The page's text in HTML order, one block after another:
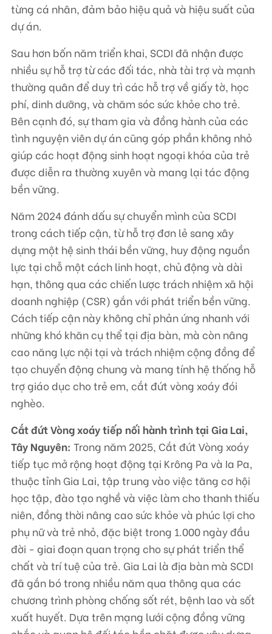
từng cá nhân, đảm bảo hiệu quả và hiệu suất của
dự án.
Sau hơn bốn năm triển khai, SCDI đã nhận được
nhiều sự hỗ trợ từ các đối tác, nhà tài trợ và mạnh
thường quân để duy trì các hỗ trợ về giấy tờ, học
phí, dinh dưỡng, và chăm sóc sức khỏe cho trẻ.
Bên cạnh đó, sự tham gia và đồng hành của các
tình nguyện viên dự án cũng góp phần không nhỏ
giúp các hoạt động sinh hoạt ngoại khóa của trẻ
được diễn ra thường xuyên và mang lại tác động
bền vững.
Năm 2024 đánh dấu sự chuyển mình của SCDI
trong cách tiếp cận, từ hỗ trợ đơn lẻ sang xây
dựng một hệ sinh thái bền vững, huy động nguồn
lực tại chỗ một cách linh hoạt, chủ động và dài
hạn, thông qua các chiến lược trách nhiệm xã hội
doanh nghiệp (CSR) gắn với phát triển bền vững.
Cách tiếp cận này không chỉ phản ứng nhanh với
những khó khăn cụ thể tại địa bàn, mà còn nâng
cao năng lực nội tại và trách nhiệm cộng đồng để
tạo chuyển động chung và mang tính hệ thống hỗ
trợ giáo dục cho trẻ em, cắt đứt vòng xoáy đói
nghèo.
Cắt đứt Vòng xoáy tiếp nối hành trình tại Gia Lai,
Tây Nguyên: Trong năm 2025, Cắt đứt Vòng xoáy
tiếp tục mở rộng hoạt động tại Krông Pa và Ia Pa,
thuộc tỉnh Gia Lai, tập trung vào việc tăng cơ hội
học tập, đào tạo nghề và việc làm cho thanh thiếu
niên, đồng thời nâng cao sức khỏe và phúc lợi cho
phụ nữ và trẻ nhỏ, đặc biệt trong 1.000 ngày đầu
đời - giai đoạn quan trọng cho sự phát triển thể
chất và trí tuệ của trẻ. Gia Lai là địa bàn mà SCDI
đã gắn bó trong nhiều năm qua thông qua các
chương trình phòng chống sốt rét, bệnh lao và sốt
xuất huyết. Dựa trên mạng lưới cộng đồng vững